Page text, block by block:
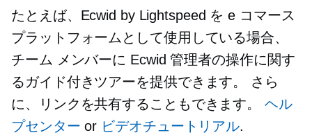
たとえば、Ecwid by Lightspeed を e コマース
プラットフォームとして使用している場合、
チーム メンバーに Ecwid 管理者の操作に関す
るガイド付きツアーを提供できます。 さら
に、リンクを共有することもできます。ヘル
プセンター or ビデオチュートリアル.